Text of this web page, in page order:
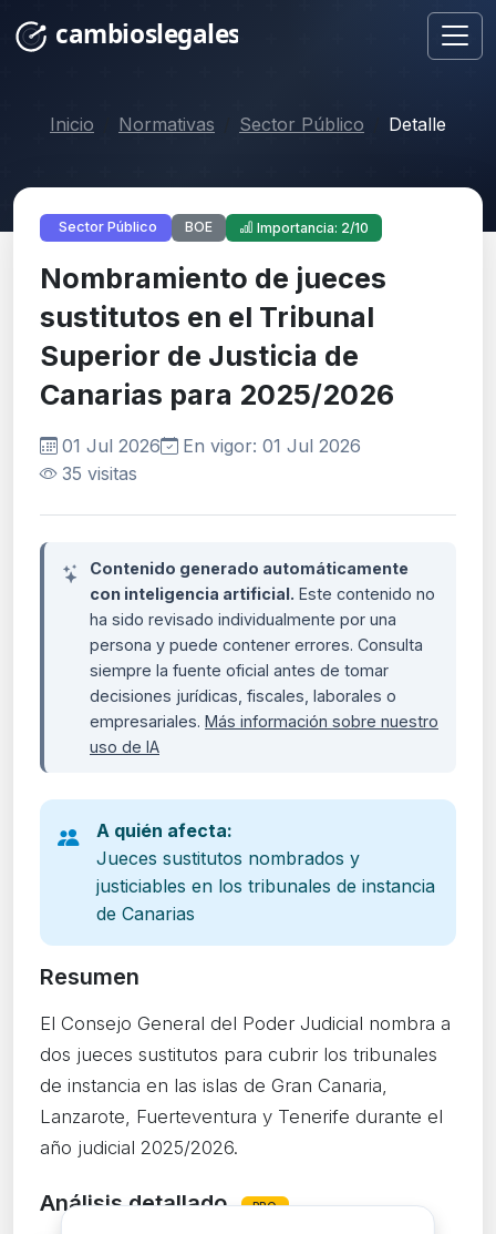
Inicio Normativas Sector Público Detalle
Sector Público BOE Importancia: 2/10
Nombramiento de jueces
sustitutos en el Tribunal
Superior de Justicia de
Canarias para 2025/2026
01 Jul 2026
En vigor: 01 Jul 2026
35 visitas
Contenido generado automáticamente
con inteligencia artificial. Este contenido no
ha sido revisado individualmente por una
persona y puede contener errores. Consulta
siempre la fuente oficial antes de tomar
decisiones jurídicas, fiscales, laborales o
empresariales. Más información sobre nuestro
uso de IA
A quién afecta:
Jueces sustitutos nombrados y
justiciables en los tribunales de instancia
de Canarias
Resumen
El Consejo General del Poder Judicial nombra a
dos jueces sustitutos para cubrir los tribunales
de instancia en las islas de Gran Canaria,
Lanzarote, Fuerteventura y Tenerife durante el
año judicial 2025/2026.
Análisis detallado PRO